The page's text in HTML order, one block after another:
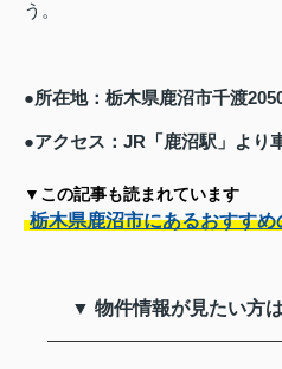
う。
●所在地：栃木県鹿沼市千渡
●アクセス：JR「鹿沼駅」より
▼この記事も読まれています
栃木県鹿沼市にあるおすす
▼ 物件情報が見たい方